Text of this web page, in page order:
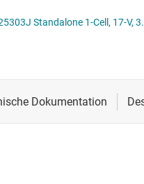
Standalone 1-Cell, 17-V,